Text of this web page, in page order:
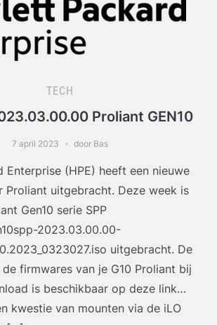
TECH
Proliant GEN10
7 april 2023 door Bas
Enterprise (HPE) heeft een nieuwe
Proliant uitgebracht. Deze week is
Gen10 serie SPP
2023.03.00.00-
uitgebracht. De
firmwares van je G10 Proliant bij
is beschikbaar op deze link…
kwestie van mounten via de iLO